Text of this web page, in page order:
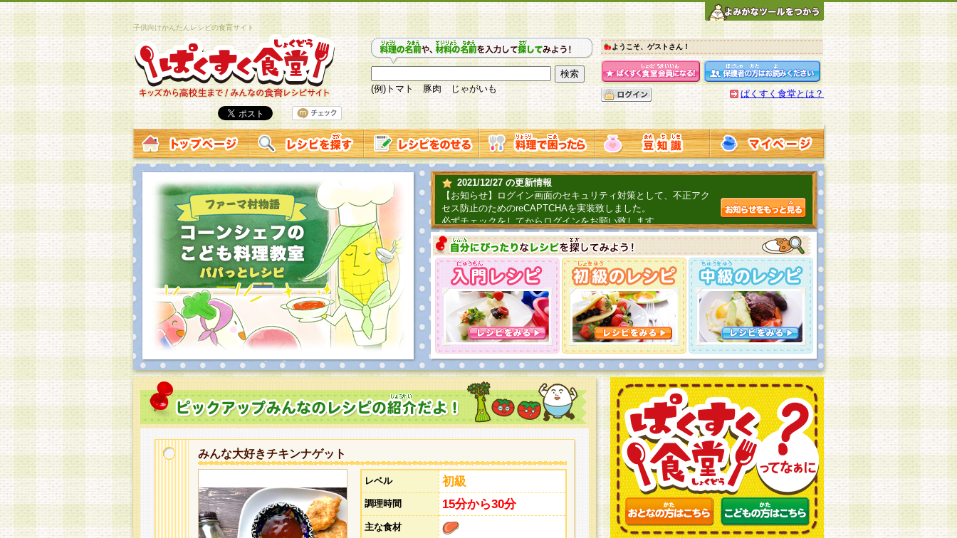
子供向けかんたんレシピの食育サイト
(例)トマト 豚肉 じゃがいも
ようこそ、ゲストさん！
ぱくすく食堂とは？
2021/12/27 の更新情報
【お知らせ】ログイン画面のセキュリティ対策として、不正アク
セス防止のためのreCAPTCHAを実装致しました。
必ずチェックをしてからログインをお願い致します。
2019/06/04 の更新情報
ファーマ村からコーンシェフが簡単レシピを紹介するよ！こちら
2018/07/01 の更新情報
チャレンジ企画第三弾！お母さん、お父さんへ日頃の感謝をこめ
てごはんを作ろう！は終了致しました。たくさんの投稿、ありが
とうございました。次回企画もお楽しみに！
みんな大好きチキンナゲット
レベル 初級
調理時間 15分から30分
主な食材